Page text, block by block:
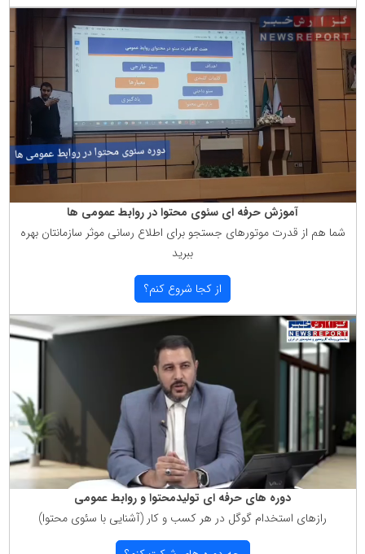
آموزش حرفه ای سئوی محتوا در روابط عمومی ها
شما هم از قدرت موتورهای جستجو برای اطلاع رسانی موثر سازمانتان بهره
ببرید
از كجا شروع كنم؟
دوره های حرفه ای تولیدمحتوا و روابط عمومی
رازهای استخدام گوگل در هر كسب و كار (آشنایی با سئوی محتوا)